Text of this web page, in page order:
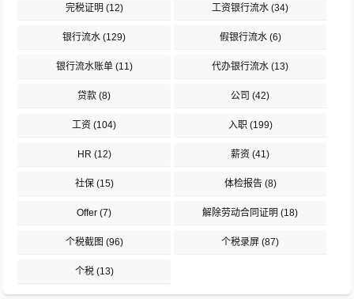
完税证明 (12) 工资银行流水 (34)
银行流水 (129) 假银行流水(6)
银行流水账单(11) 代办银行流水 (13)
贷款 (8) 公司 (42)
工资 (104) 入职 (199)
HR (12) 薪资 (41)
社保(15) 体检报告(8)
Offer (7) 解除劳动合同证明 (18)
个税截图 (96) 个税录屏 (87)
个税(13)